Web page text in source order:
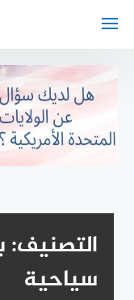
التصنيف:
سياحية